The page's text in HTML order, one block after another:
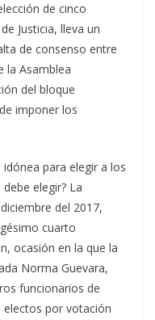
de cinco
Justicia, lleva un
de consenso entre
la Asamblea
del bloque
imponer los
para elegir a los
elegir? La
del 2017,
cuarto
ocasión en la que la
Norma Guevara,
funcionarios de
electos por votación